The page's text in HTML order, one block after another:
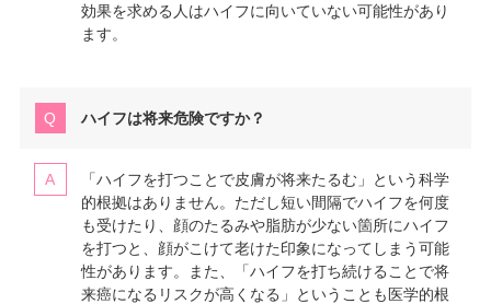
効果を求める人はハイフに向いていない可能性があり
ます。
ハイフは将来危険ですか？
「ハイフを打つことで皮膚が将来たるむ」という科学
的根拠はありません。ただし短い間隔でハイフを何度
も受けたり、顔のたるみや脂肪が少ない箇所にハイフ
を打つと、顔がこけて老けた印象になってしまう可能
性があります。また、「ハイフを打ち続けることで将
来癌になるリスクが高くなる」ということも医学的根